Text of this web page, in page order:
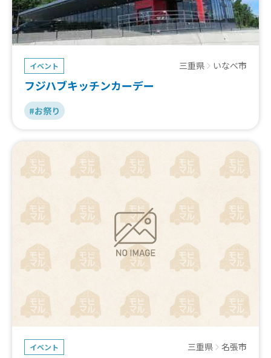
イベント 三重県 いなべ市
フジハブキッチンカーデー
#お祭り
イベント 三重県 名張市